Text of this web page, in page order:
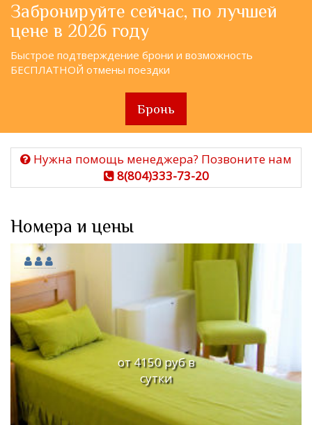
Забронируйте сейчас, по лучшей
цене в 2026 году
Быстрое подтверждение брони и возможность
БЕСПЛАТНОЙ отмены поездки
Бронь
Нужна помощь менеджера? Позвоните нам
8(804)333-73-20
Номера и цены
от 4150 руб в
сутки